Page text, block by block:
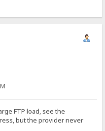
FTP load, see the
but the provider never